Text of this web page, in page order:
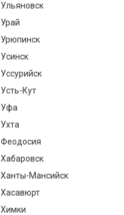
Ульяновск
Урай
Урюпинск
Усинск
Уссурийск
Усть-Кут
Уфа
Ухта
Феодосия
Хабаровск
Ханты-Мансийск
Хасавюрт
Химки